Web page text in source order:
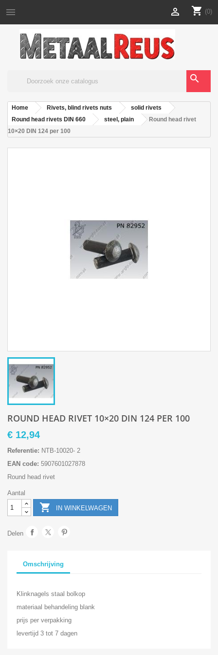
 shopping_cart (0)

search
Home Rivets, blind rivets nuts
solid rivets
Round head rivets DIN 660
steel, plain
Round head rivet
10×20 DIN 124 per 100
ROUND HEAD RIVET 10×20 DIN 124 PER 100
€ 12,94
Referentie: NTB-10020- 2
EAN code: 5907601027878
Round head rivet
Aantal
 IN WINKELWAGEN
Delen
Omschrijving
Klinknagels staal bolkop
materiaal behandeling blank
prijs per verpakking
levertijd 3 tot 7 dagen